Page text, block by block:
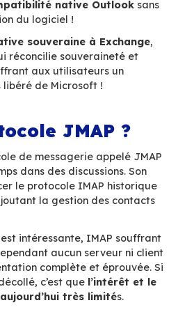
souveraine: c’est le
entreprises, et il s’appuie
et formats
c’est
Outlook pour les
américain.
MAPI : le
BlueMind
4, BlueMind a relevé un
MAPI nativement
prouesse technique